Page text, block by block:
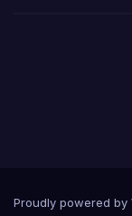
Proudly powered by